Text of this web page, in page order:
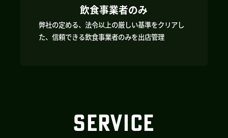
飲食事業者のみ
弊社の定める、法令以上の厳しい基準をクリアし
た、信頼できる飲食事業者のみを出店管理
SERVICE